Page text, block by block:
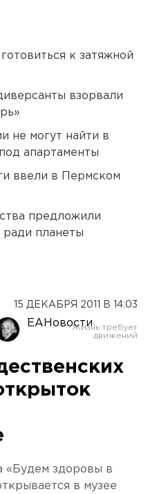
к затяжной
взорвали
не могут найти в
апартаменты
ввели в Пермском
предложили
ради планеты
15 ДЕКАБРЯ 2011 В 14:03
ЕАНовости
«Будем здоровы в
в музее